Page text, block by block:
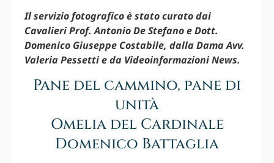
Il servizio fotografico è stato curato dai
Cavalieri Prof. Antonio De Stefano e Dott.
Domenico Giuseppe Costabile, dalla Dama Avv.
Valeria Pessetti e da Videoinformazioni News.
Pane del cammino, pane di
unità
Omelia del Cardinale
Domenico Battaglia